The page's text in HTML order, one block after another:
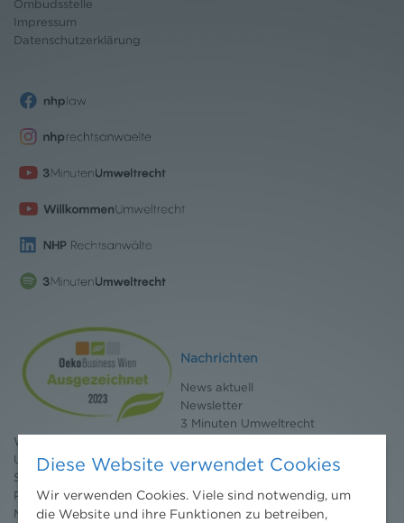
Ombudsstelle
Impressum
Datenschutzerklärung
Nachrichten
News aktuell
Newsletter
3 Minuten Umweltrecht
Willkommen Umweltrecht
Umweltrechtsblog
Seminare
Publikationen
Moot Court
Diese Website verwendet Cookies
Wir verwenden Cookies. Viele sind notwendig, um
die Website und ihre Funktionen zu betreiben,